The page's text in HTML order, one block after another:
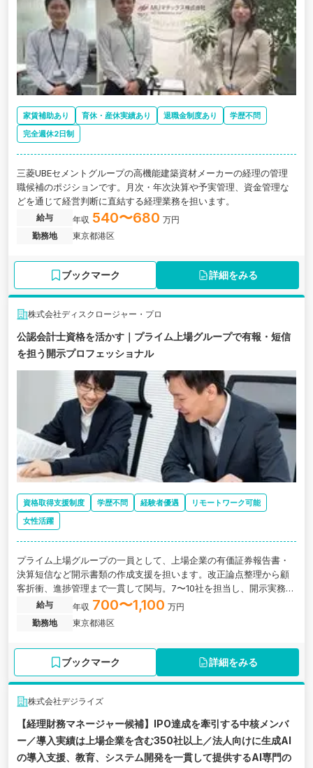
家賃補助あり 育休・産休実績あり 退職金制度あり
学歴不問
完全週休2日制
三菱UBEセメントグループの高機能建築資材メーカーの経理の管理
職候補のポジションです。月次・年次決算や予実管理、資金管理な
どを通じて経営判断に直結する経理業務を担います。
給与 年収 540〜680 万円
勤務地
東京都港区
ブックマーク 詳細をみる
株式会社ディスクロージャー・プロ
公認会計士資格を活かす｜プライム上場グループで有報・短信
を担う開示プロフェッショナル
資格取得支援制度 学歴不問 経験者優遇
リモートワーク可能
女性活躍
プライム上場グループの一員として、上場企業の有価証券報告書・
決算短信など開示書類の作成支援を担います。改正論点整理から顧
客折衝、進捗管理まで一貫して関与。7〜10社を担当し、開示実務
を“作る側”として主導できる専門性の高いポジションです。
給与 年収 700〜1,100 万円
勤務地
東京都港区
ブックマーク 詳細をみる
株式会社デジライズ
【経理財務マネージャー候補】IPO達成を牽引する中核メンバ
ー／導入実績は上場企業を含む350社以上／法人向けに生成AI
の導入支援、教育、システム開発を一貫して提供するAI専門の